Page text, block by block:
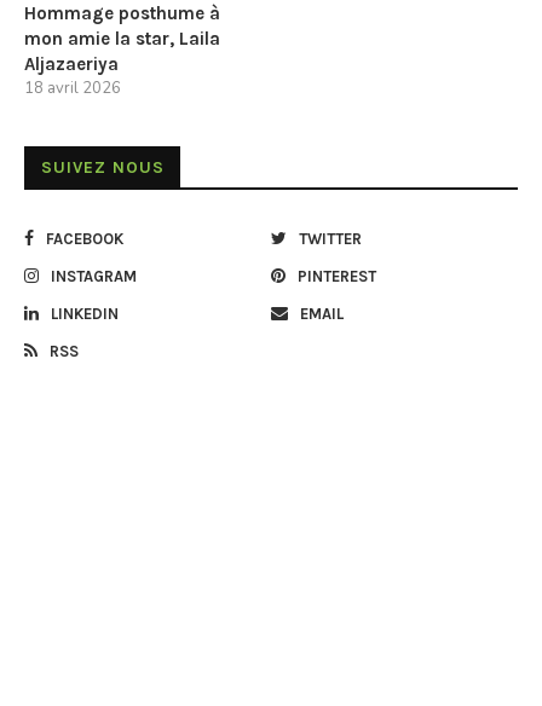
Hommage posthume à
mon amie la star, Laila
Aljazaeriya
18 avril 2026
SUIVEZ NOUS
FACEBOOK TWITTER
INSTAGRAM PINTEREST
LINKEDIN EMAIL
RSS